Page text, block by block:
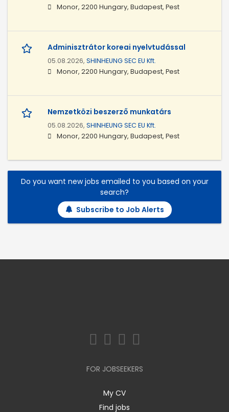
Monor, 2200 Hungary, Budapest, Pest
Adminisztrátor koreai nyelvtudással
05.08.2026, SHINHEUNG SEC EU Kft.
Monor, 2200 Hungary, Budapest, Pest
Nemzetközi beszerző munkatárs
05.08.2026, SHINHEUNG SEC EU Kft.
Monor, 2200 Hungary, Budapest, Pest
Do you want new jobs emailed to you based on your
search?
Subscribe to Job Alerts
FOR JOBSEEKERS
My CV
Find jobs